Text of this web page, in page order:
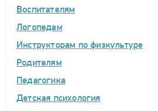
Воспитателям
Логопедам
Инструкторам по физкультуре
Родителям
Педагогика
Детская психология